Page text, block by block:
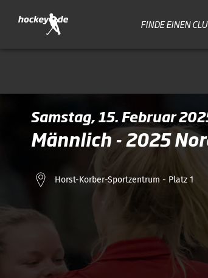
FINDE EINEN
Samstag, 15. Februar
Männlich - 2025
Horst-Korber-Sportzentrum - Platz 1